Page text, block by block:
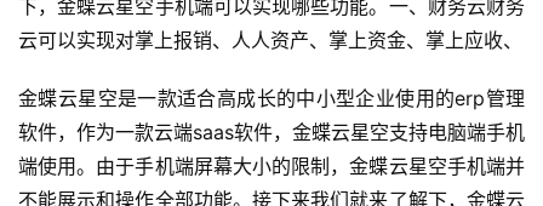
下，金蝶云星空手机端可以实现哪些功能。一、财务云财务
云可以实现对掌上报销、人人资产、掌上资金、掌上应收、
金蝶云星空是一款适合高成长的中小型企业使用的erp管理
软件，作为一款云端saas软件，金蝶云星空支持电脑端手机
端使用。由于手机端屏幕大小的限制，金蝶云星空手机端并
不能展示和操作全部功能。接下来我们就来了解下，金蝶云